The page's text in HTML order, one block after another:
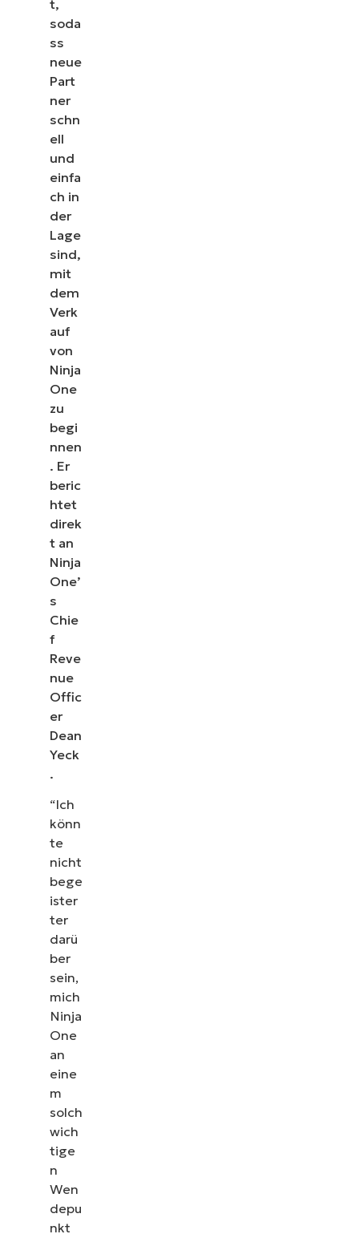
t,
soda
ss
neue
Part
ner
schn
ell
und
einfa
ch in
der
Lage
sind,
mit
dem
Verk
auf
von
Ninja
One
zu
begi
nnen
. Er
beric
htet
direk
t an
Ninja
One’
s
Chie
f
Reve
nue
Offic
er
Dean
Yeck
.
“Ich
könn
te
nicht
bege
ister
ter
darü
ber
sein,
mich
Ninja
One
an
eine
m
solch
wich
tige
n
Wen
depu
nkt